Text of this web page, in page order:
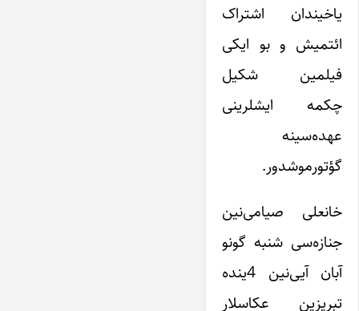
یاخیندان اشتراک
ائتمیش و بو ایکی
فیلمین شکیل
چکمه ایشلرینی
عهده‌سینه
گؤتورموشدور.
خانعلی صیامی‌نین
جنازه‌سی شنبه گونو
آبان آیی‌نین 4ینده
تبریزین عکاسلار